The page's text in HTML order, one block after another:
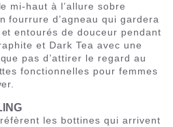
mi-haut à l’allure sobre
fourrure d’agneau qui gardera
entourés de douceur pendant
et Dark Tea avec une
pas d’attirer le regard au
fonctionnelles pour femmes
les bottines qui arrivent